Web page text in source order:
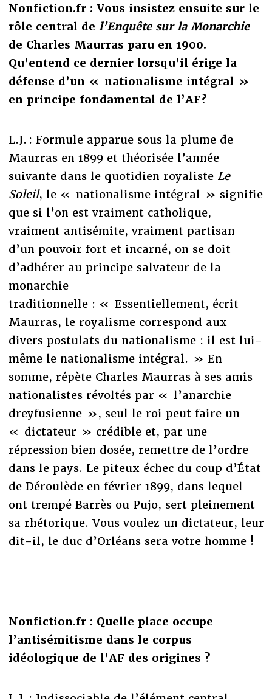
Nonfiction.fr : Vous insistez ensuite sur le
rôle central de l’Enquête sur la Monarchie
de Charles Maurras paru en 1900.
Qu’entend ce dernier lorsqu’il érige la
défense d’un « nationalisme intégral »
en principe fondamental de l’AF?
L.J. : Formule apparue sous la plume de
Maurras en 1899 et théorisée l’année
suivante dans le quotidien royaliste Le
Soleil, le « nationalisme intégral » signifie
que si l’on est vraiment catholique,
vraiment antisémite, vraiment partisan
d’un pouvoir fort et incarné, on se doit
d’adhérer au principe salvateur de la
monarchie
traditionnelle : « Essentiellement, écrit
Maurras, le royalisme correspond aux
divers postulats du nationalisme : il est lui-
même le nationalisme intégral. » En
somme, répète Charles Maurras à ses amis
nationalistes révoltés par « l’anarchie
dreyfusienne », seul le roi peut faire un
« dictateur » crédible et, par une
répression bien dosée, remettre de l’ordre
dans le pays. Le piteux échec du coup d’État
de Déroulède en février 1899, dans lequel
ont trempé Barrès ou Pujo, sert pleinement
sa rhétorique. Vous voulez un dictateur, leur
dit-il, le duc d’Orléans sera votre homme !
Nonfiction.fr : Quelle place occupe
l’antisémitisme dans le corpus
idéologique de l’AF des origines ?